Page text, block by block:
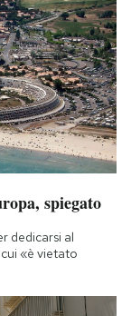
spiegato
dedicarsi al
«è vietato